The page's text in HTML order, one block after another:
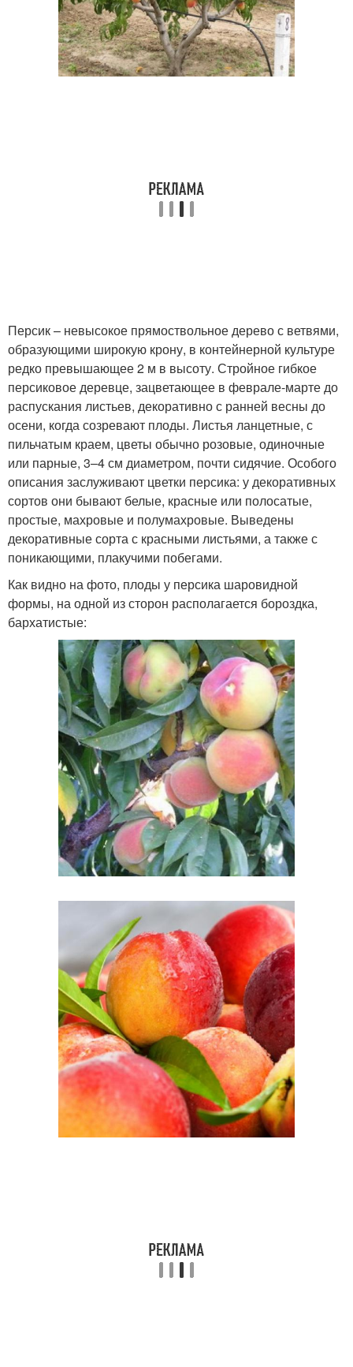
Персик – невысокое прямоствольное дерево с ветвями,
образующими широкую крону, в контейнерной культуре
редко превышающее 2 м в высоту. Стройное гибкое
персиковое деревце, зацветающее в феврале-марте до
распускания листьев, декоративно с ранней весны до
осени, когда созревают плоды. Листья ланцетные, с
пильчатым краем, цветы обычно розовые, одиночные
или парные, 3–4 см диаметром, почти сидячие. Особого
описания заслуживают цветки персика: у декоративных
сортов они бывают белые, красные или полосатые,
простые, махровые и полумахровые. Выведены
декоративные сорта с красными листьями, а также с
поникающими, плакучими побегами.
Как видно на фото, плоды у персика шаровидной
формы, на одной из сторон располагается бороздка,
бархатистые: